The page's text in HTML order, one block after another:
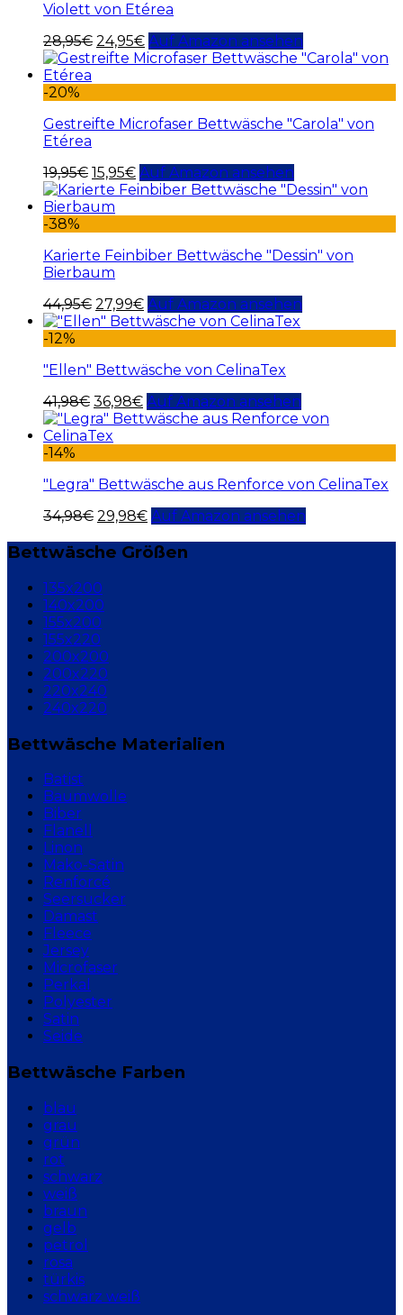
Violett von Etérea
28,95€ 24,95€ Auf Amazon ansehen
-20%
Gestreifte Microfaser Bettwäsche "Carola" von
Etérea
19,95€ 15,95€ Auf Amazon ansehen
-38%
Karierte Feinbiber Bettwäsche "Dessin" von
Bierbaum
44,95€ 27,99€ Auf Amazon ansehen
-12%
"Ellen" Bettwäsche von CelinaTex
41,98€ 36,98€ Auf Amazon ansehen
-14%
"Legra" Bettwäsche aus Renforce von CelinaTex
34,98€ 29,98€ Auf Amazon ansehen
Bettwäsche Größen
135x200
140x200
155x200
155x220
200x200
200x220
220x240
240x220
Bettwäsche Materialien
Batist
Baumwolle
Biber
Flanell
Linon
Mako-Satin
Renforcé
Seersucker
Damast
Fleece
Jersey
Microfaser
Perkal
Polyester
Satin
Seide
Bettwäsche Farben
blau
grau
grün
rot
schwarz
weiß
braun
gelb
petrol
rosa
türkis
schwarz weiß